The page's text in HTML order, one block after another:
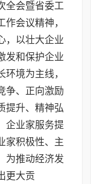
全会暨省委工
会议精神，
，以壮大企业
发和保护企业
境为主线，
争、正向激励
提升、精神弘
企业家服务提
家积极性、主
为推动经济发
更大贡